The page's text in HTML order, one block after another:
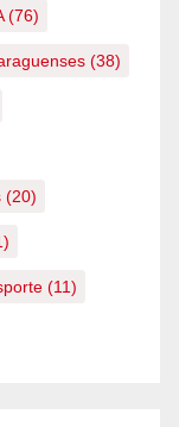
(76)
(38)
(20)
(11)